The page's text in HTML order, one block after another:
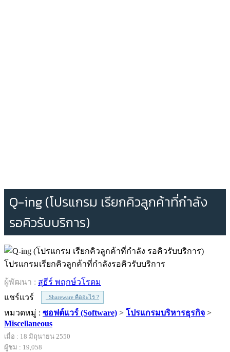
Q-ing (โปรแกรม เรียกคิวลูกค้าที่กำลัง
รอคิวรับบริการ)
โปรแกรมเรียกคิวลูกค้าที่กำลังรอคิวรับบริการ
ผู้พัฒนา : สุธีร์ พฤกษ์วโรดม
แชร์แวร์
Shareware คืออะไร ?
หมวดหมู่ : ซอฟต์แวร์ (Software) > โปรแกรมบริหารธุรกิจ >
Miscellaneous
เมื่อ : 18 มิถุนายน 2550
ผู้ชม : 19,058